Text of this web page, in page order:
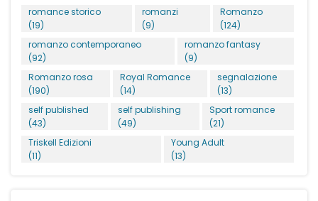
romance storico
(19)
romanzi
(9)
Romanzo
(124)
romanzo contemporaneo
(92)
romanzo fantasy
(9)
Romanzo rosa
(190)
Royal Romance
(14)
segnalazione
(13)
self published
(43)
self publishing
(49)
Sport romance
(21)
Triskell Edizioni
(11)
Young Adult
(13)